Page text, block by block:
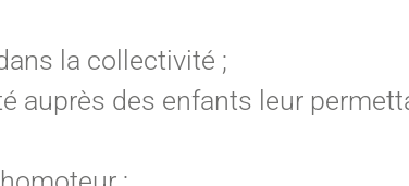
la collectivité ;
auprès des enfants leur